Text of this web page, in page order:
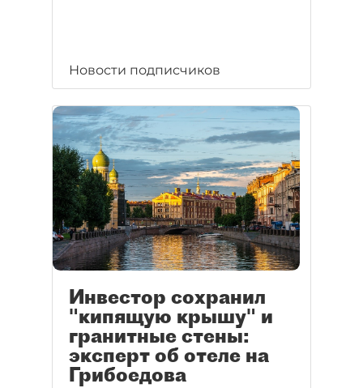
Новости подписчиков
Инвестор сохранил
"кипящую крышу" и
гранитные стены:
эксперт об отеле на
Грибоедова